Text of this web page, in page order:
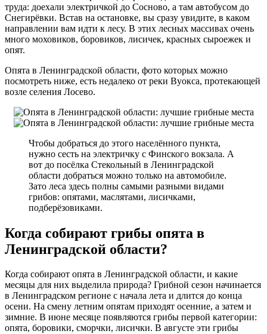
труда: доехали электричкой до Сосново, а там автобусом до
Снегирёвки. Встав на остановке, вы сразу увидите, в каком
направлении вам идти к лесу. В этих лесных массивах очень
много моховиков, боровиков, лисичек, красных сыроежек и
опят.
Опята в Ленинградской области, фото которых можно
посмотреть ниже, есть недалеко от реки Вуокса, протекающей
возле селения Лосево.
Чтобы добраться до этого населённого пункта,
нужно сесть на электричку с Финского вокзала. А
вот до посёлка Стекольный в Ленинградской
области добраться можно только на автомобиле.
Зато леса здесь полны самыми разными видами
грибов: опятами, маслятами, лисичками,
подберёзовиками.
Когда собирают грибы опята в
Ленинградской области?
Когда собирают опята в Ленинградской области, и какие
месяцы для них выделила природа? Грибной сезон начинается
в Ленинградском регионе с начала лета и длится до конца
осени. На смену летним опятам приходят осенние, а затем и
зимние. В июне месяце появляются грибы первой категории:
опята, боровики, сморчки, лисички. В августе эти грибы